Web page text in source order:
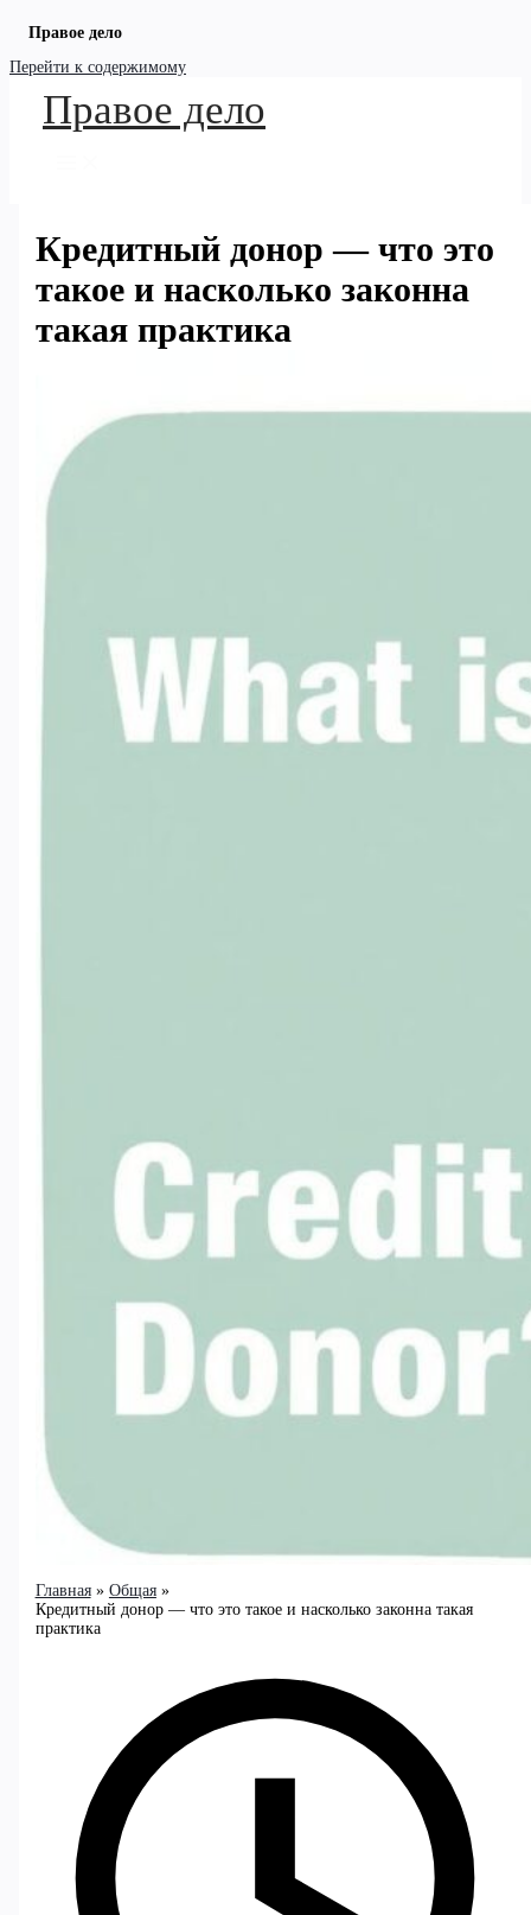
Правое дело
Перейти к содержимому
Правое дело
Кредитный донор — что это
такое и насколько законна
такая практика
Главная
Общая
Кредитный донор — что это такое и насколько законна такая
практика